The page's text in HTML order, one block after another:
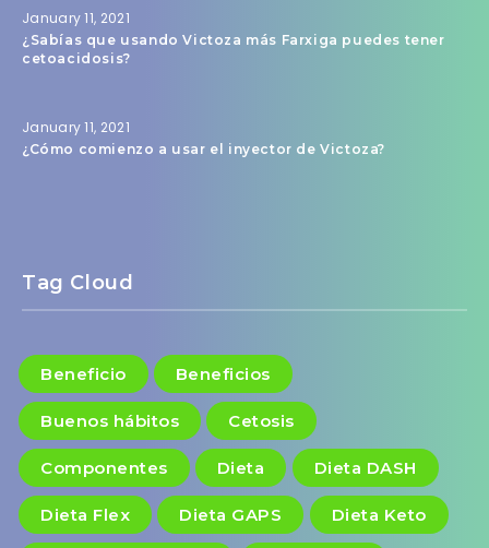
January 11, 2021
¿Sabías que usando Victoza más Farxiga puedes tener
cetoacidosis?
January 11, 2021
¿Cómo comienzo a usar el inyector de Victoza?
Tag Cloud
Beneficio Beneficios
Buenos hábitos Cetosis
Componentes Dieta Dieta DASH
Dieta Flex Dieta GAPS Dieta Keto